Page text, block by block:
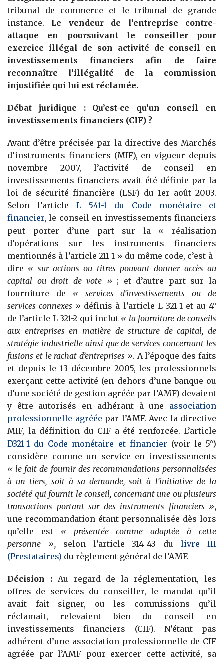
tribunal de commerce et le tribunal de grande
instance. Le vendeur de l’entreprise contre-
attaque en poursuivant le conseiller pour
exercice illégal de son activité de conseil en
investissements financiers afin de faire
reconnaître l’illégalité de la commission
injustifiée qui lui est réclamée.
Débat juridique : Qu’est-ce qu’un conseil en
investissements financiers (CIF) ?
Avant d’être précisée par la directive des Marchés
d’instruments financiers (MIF), en vigueur depuis
novembre 2007, l’activité de conseil en
investissements financiers avait été définie par la
loi de sécurité financière (LSF) du 1er août 2003.
Selon l’article L 541-1 du Code monétaire et
financier, le conseil en investissements financiers
peut porter d’une part sur la « réalisation
d’opérations sur les instruments financiers
mentionnés à l’article 211-1 » du même code, c’est-à-
dire « sur actions ou titres pouvant donner accès au
capital ou droit de vote » ; et d’autre part sur la
fourniture de « services d’investissements ou de
services connexes » définis à l’article L 321-1 et au 4°
de l’article L 321-2 qui inclut « la fourniture de conseils
aux entreprises en matière de structure de capital, de
stratégie industrielle ainsi que de services concernant les
fusions et le rachat d’entreprises ». A l’époque des faits
et depuis le 13 décembre 2005, les professionnels
exerçant cette activité (en dehors d’une banque ou
d’une société de gestion agréée par l’AMF) devaient
y être autorisés en adhérant à une association
professionnelle agréée par l’AMF. Avec la directive
MIF, la définition du CIF a été renforcée. L’article
D321-1 du Code monétaire et financier (voir le 5°)
considère comme un service en investissements
« le fait de fournir des recommandations personnalisées
à un tiers, soit à sa demande, soit à l’initiative de la
société qui fournit le conseil, concernant une ou plusieurs
transactions portant sur des instruments financiers »,
une recommandation étant personnalisée dès lors
qu’elle est « présentée comme adaptée à cette
personne »,selon l’article 314-43 dulivre III
(Prestataires) du règlement général de l’AMF.
Décision :Au regard de la réglementation, les
offres de services du conseiller, le mandat qu’il
avait fait signer, ou les commissions qu’il
réclamait, relevaient bien du conseil en
investissements financiers (CIF). N’étant pas
adhérent d’une association professionnelle de CIF
agréée par l’AMF pour exercer cette activité, sa